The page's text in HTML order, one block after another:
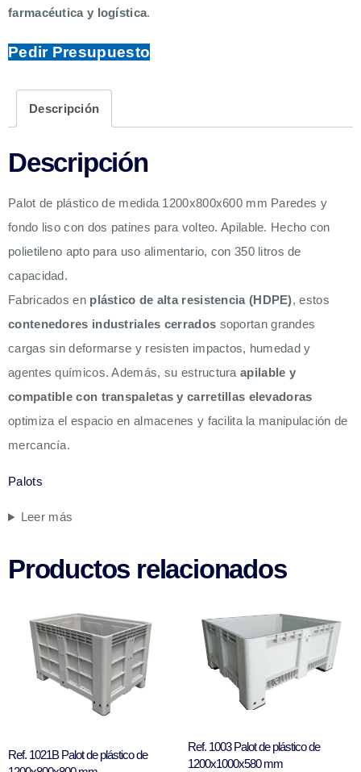
farmacéutica y logística.
Pedir Presupuesto
Descripción
Descripción
Palot de plástico de medida 1200x800x600 mm Paredes y
fondo liso con dos patines para volteo. Apilable. Hecho con
polietileno apto para uso alimentario, con 350 litros de
capacidad.
Fabricados en plástico de alta resistencia (HDPE), estos
contenedores industriales cerrados soportan grandes
cargas sin deformarse y resisten impactos, humedad y
agentes químicos. Además, su estructura apilable y
compatible con transpaletas y carretillas elevadoras
optimiza el espacio en almacenes y facilita la manipulación de
mercancía.
Palots
Leer más
Productos relacionados
Ref. 1021B Palot de plástico de
Ref. 1003 Palot de plástico de
1200x1000x580 mm